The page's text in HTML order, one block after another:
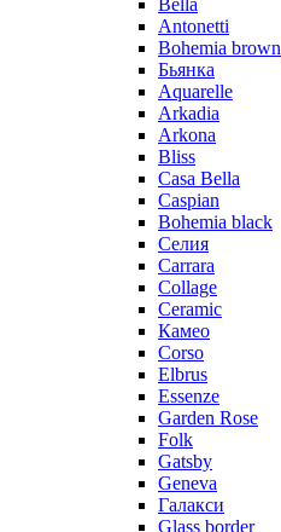
Bella
Antonetti
Bohemia brown
Бьянка
Aquarelle
Arkadia
Arkona
Bliss
Casa Bella
Caspian
Bohemia black
Селия
Carrara
Collage
Ceramic
Камео
Corso
Elbrus
Essenze
Garden Rose
Folk
Gatsby
Geneva
Галакси
Glass border